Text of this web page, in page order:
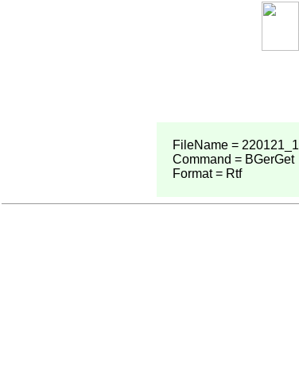
FileName = 220121_1
Command = BGerGet
Format = Rtf